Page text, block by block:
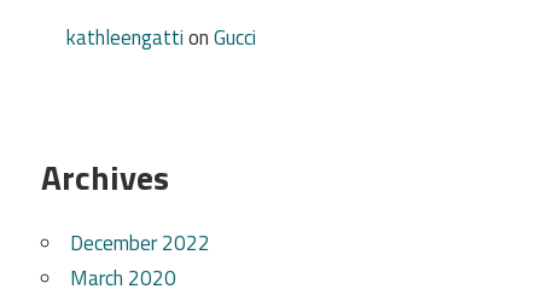
kathleengattionGucci
Archives
December 2022
March 2020